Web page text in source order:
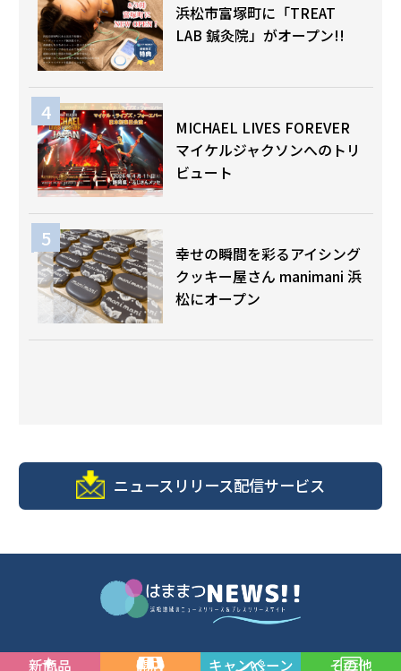
浜松市富塚町に「TREAT
LAB 鍼灸院」がオープン!!
MICHAEL LIVES FOREVER
マイケルジャクソンへのトリ
ビュート
幸せの瞬間を彩るアイシング
クッキー屋さん manimani 浜
松にオープン
ニュースリリース配信サービス
新商品 開店 キャンペーン その他